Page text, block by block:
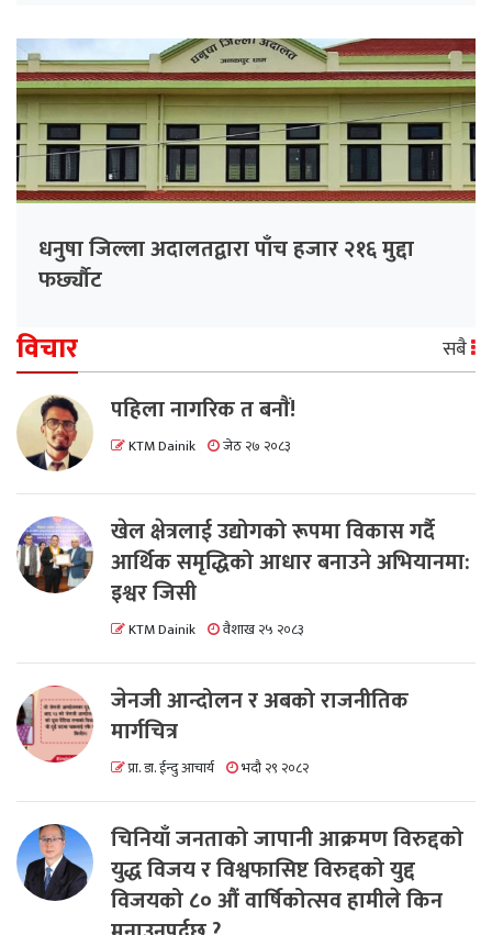
धनुषा जिल्ला अदालतद्वारा पाँच हजार २१६ मुद्दा
फर्छ्यौट
विचार सबै
पहिला नागरिक त बनाैं!
KTM Dainik जेठ २७ २०८३
खेल क्षेत्रलाई उद्योगको रूपमा विकास गर्दै
आर्थिक समृद्धिको आधार बनाउने अभियानमा:
इश्वर जिसी
KTM Dainik वैशाख २५ २०८३
जेनजी आन्दोलन र अबको राजनीतिक
मार्गचित्र
प्रा. डा. ईन्दु आचार्य भदौ २९ २०८२
चिनियाँ जनताको जापानी आक्रमण विरुद्दको
युद्ध विजय र विश्वफासिष्ट विरुद्दको युद्द
विजयको ८० औं वार्षिकोत्सव हामीले किन